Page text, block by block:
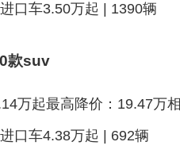
口车3.50万起 | 1390辆
款suv
万起最高降价：19.47万
口车4.38万起 | 692辆